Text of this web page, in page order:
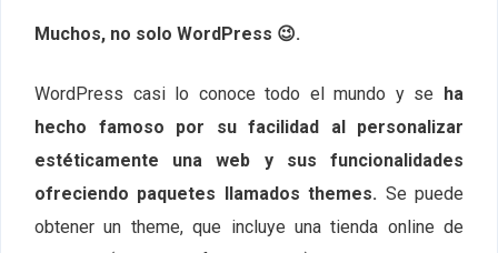
Muchos, no solo WordPress 😉.
WordPress casi lo conoce todo el mundo y se ha
hecho famoso por su facilidad al personalizar
estéticamente una web y sus funcionalidades
ofreciendo paquetes llamados themes. Se puede
obtener un theme, que incluye una tienda online de